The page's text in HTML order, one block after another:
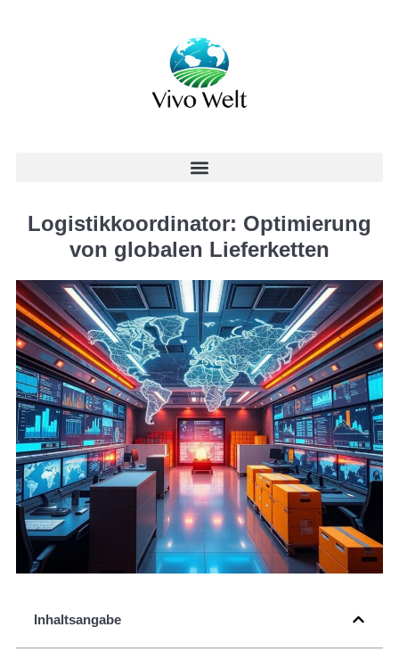
Logistikkoordinator: Optimierung
von globalen Lieferketten
Inhaltsangabe